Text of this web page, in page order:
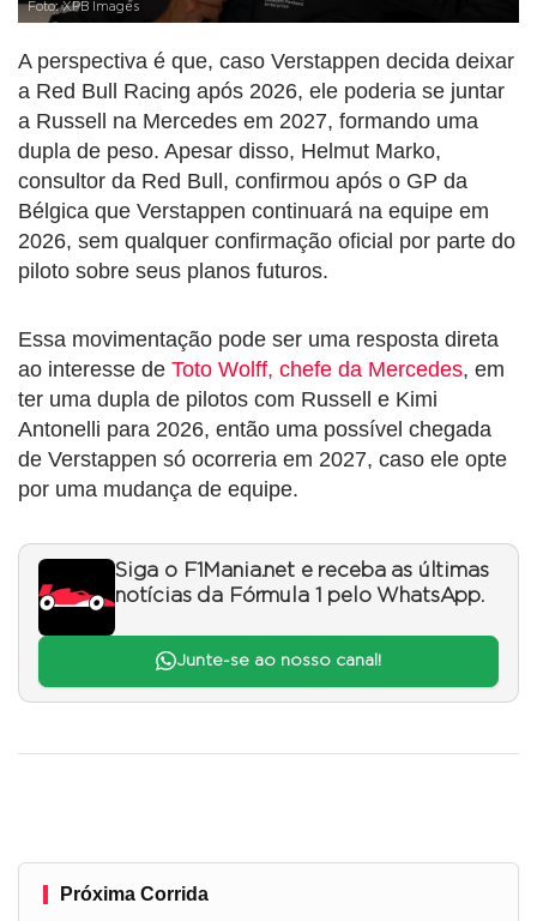
Foto: XPB Images
A perspectiva é que, caso Verstappen decida deixar
a Red Bull Racing após 2026, ele poderia se juntar
a Russell na Mercedes em 2027, formando uma
dupla de peso. Apesar disso, Helmut Marko,
consultor da Red Bull, confirmou após o GP da
Bélgica que Verstappen continuará na equipe em
2026, sem qualquer confirmação oficial por parte do
piloto sobre seus planos futuros.
Essa movimentação pode ser uma resposta direta
ao interesse de Toto Wolff, chefe da Mercedes, em
ter uma dupla de pilotos com Russell e Kimi
Antonelli para 2026, então uma possível chegada
de Verstappen só ocorreria em 2027, caso ele opte
por uma mudança de equipe.
Siga o F1Mania.net e receba as últimas
notícias da Fórmula 1 pelo WhatsApp.
Junte-se ao nosso canal!
Próxima Corrida